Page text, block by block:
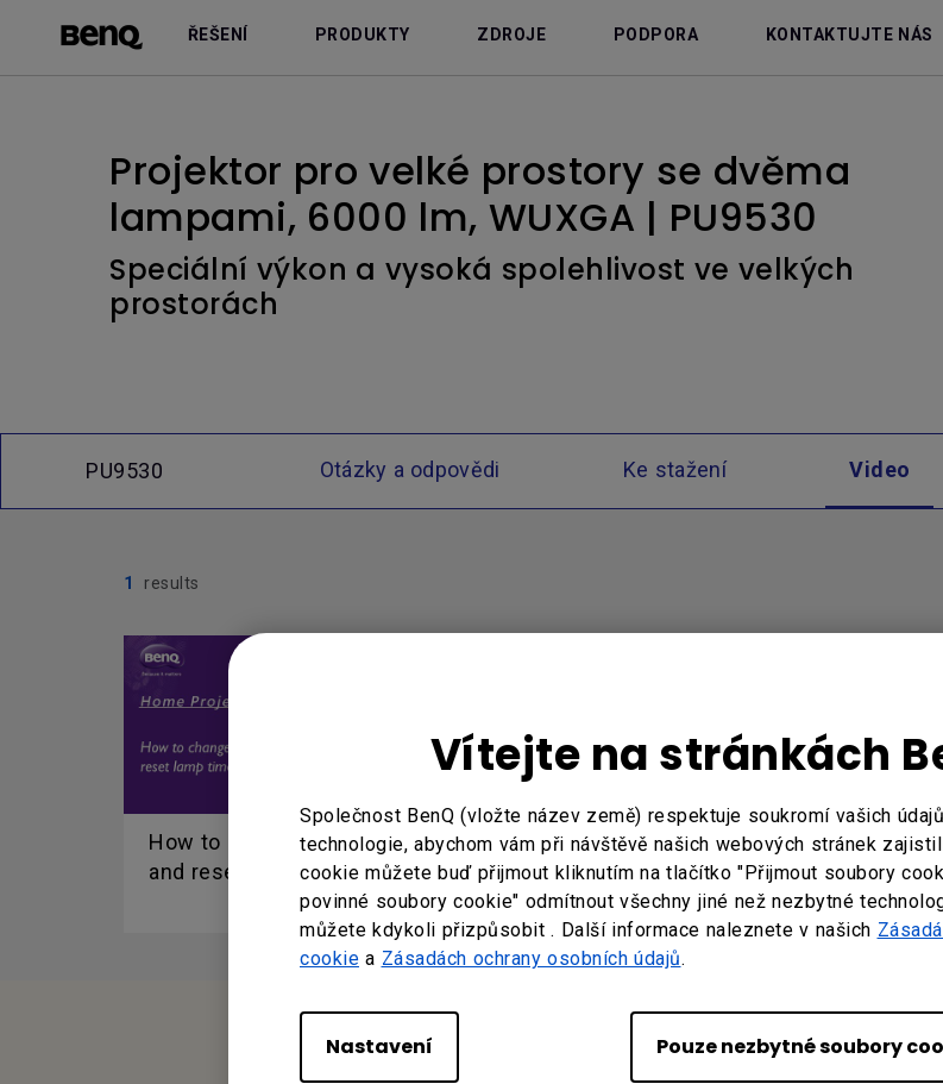
Vítejte na stránkách
Společnost BenQ (vložte název země) respektuje soukromí vašich
technologie, abychom vám při návštěvě našich webových stránek
cookie můžete buď přijmout kliknutím na tlačítko "Přijmout soubory
povinné soubory cookie" odmítnout všechny jiné než nezbytné
můžete kdykoli přizpůsobit . Další informace naleznete v našich
cookie a Zásadách ochrany osobních údajů.
Nastavení Pouze nezbytné soubory
ŘEŠENÍ PRODUKTY ZDROJE PODPORA KONTAKTUJTE NÁS
Projektor pro velké prostory se dvěma
lampami, 6000 lm, WUXGA | PU9530
Speciální výkon a vysoká spolehlivost ve velkých
prostorách
PU9530 Otázky a odpovědi Ke stažení Video
1 results
How to change the lamp
and reset the lamp timer?